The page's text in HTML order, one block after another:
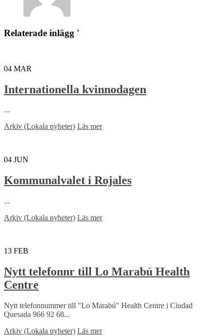
Relaterade inlägg '
04 MAR
Internationella kvinnodagen
...
Arkiv (Lokala nyheter) Läs mer
04 JUN
Kommunalvalet i Rojales
...
Arkiv (Lokala nyheter) Läs mer
13 FEB
Nytt telefonnr till Lo Marabú Health
Centre
Nytt telefonnummer till "Lo Marabú" Health Centre i Ciudad
Quesada 966 92 68...
Arkiv (Lokala nyheter) Läs mer